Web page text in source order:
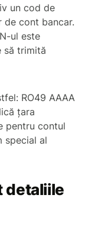
un cod de
de cont bancar.
ul este
să trimită
RO49 AAAA
țara
pentru contul
special al
detaliile